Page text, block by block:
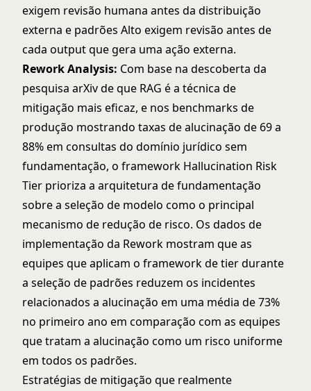
exigem revisão humana antes da distribuição
externa e padrões Alto exigem revisão antes de
cada output que gera uma ação externa.
Rework Analysis: Com base na descoberta da
pesquisa arXiv de que RAG é a técnica de
mitigação mais eficaz, e nos benchmarks de
produção mostrando taxas de alucinação de 69 a
88% em consultas do domínio jurídico sem
fundamentação, o framework Hallucination Risk
Tier prioriza a arquitetura de fundamentação
sobre a seleção de modelo como o principal
mecanismo de redução de risco. Os dados de
implementação da Rework mostram que as
equipes que aplicam o framework de tier durante
a seleção de padrões reduzem os incidentes
relacionados a alucinação em uma média de 73%
no primeiro ano em comparação com as equipes
que tratam a alucinação como um risco uniforme
em todos os padrões.
Estratégias de mitigação que realmente